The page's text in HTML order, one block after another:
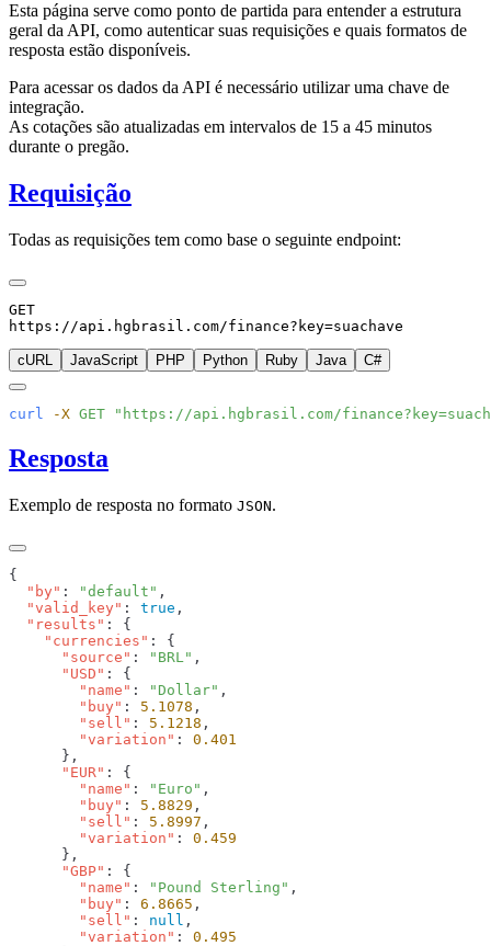
Esta página serve como ponto de partida para entender a estrutura
geral da API, como autenticar suas requisições e quais formatos de
resposta estão disponíveis.
Para acessar os dados da API é necessário utilizar uma chave de
integração.
As cotações são atualizadas em intervalos de 15 a 45 minutos
durante o pregão.
Requisição
Todas as requisições tem como base o seguinte endpoint:
GET
https://api.hgbrasil.com/finance? key=suachave
cURL JavaScript PHP Python Ruby Java C#
curl -X GET
Resposta
Exemplo de resposta no formato JSON.
  "by"
: "default"
  "valid_key"
: true
  "results"
    "currencies"
      "source"
: "BRL"
      "USD"
        "name"
: "Dollar"
        "buy"
: 5.1078
        "sell"
: 5.1218
        "variation"
:
      "EUR"
        "name"
: "Euro"
        "buy"
: 5.8829
        "sell"
: 5.8997
        "variation"
:
      "GBP"
        "name"
: "Pound Sterling"
        "buy"
: 6.8665
        "sell"
: null
        "variation"
: